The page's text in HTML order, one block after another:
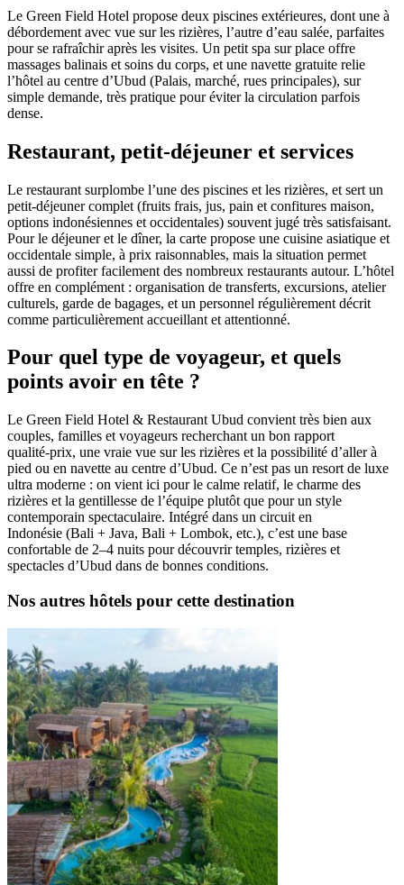
Le Green Field Hotel propose deux piscines extérieures, dont une à
débordement avec vue sur les rizières, l’autre d’eau salée, parfaites
pour se rafraîchir après les visites. Un petit spa sur place offre
massages balinais et soins du corps, et une navette gratuite relie
l’hôtel au centre d’Ubud (Palais, marché, rues principales), sur
simple demande, très pratique pour éviter la circulation parfois
dense.
Restaurant, petit-déjeuner et services
Le restaurant surplombe l’une des piscines et les rizières, et sert un
petit‑déjeuner complet (fruits frais, jus, pain et confitures maison,
options indonésiennes et occidentales) souvent jugé très satisfaisant.
Pour le déjeuner et le dîner, la carte propose une cuisine asiatique et
occidentale simple, à prix raisonnables, mais la situation permet
aussi de profiter facilement des nombreux restaurants autour. L’hôtel
offre en complément : organisation de transferts, excursions, atelier
culturels, garde de bagages, et un personnel régulièrement décrit
comme particulièrement accueillant et attentionné.
Pour quel type de voyageur, et quels
points avoir en tête ?
Le Green Field Hotel & Restaurant Ubud convient très bien aux
couples, familles et voyageurs recherchant un bon rapport
qualité‑prix, une vraie vue sur les rizières et la possibilité d’aller à
pied ou en navette au centre d’Ubud. Ce n’est pas un resort de luxe
ultra moderne : on vient ici pour le calme relatif, le charme des
rizières et la gentillesse de l’équipe plutôt que pour un style
contemporain spectaculaire. Intégré dans un circuit en
Indonésie (Bali + Java, Bali + Lombok, etc.), c’est une base
confortable de 2–4 nuits pour découvrir temples, rizières et
spectacles d’Ubud dans de bonnes conditions.
Nos autres hôtels pour cette destination